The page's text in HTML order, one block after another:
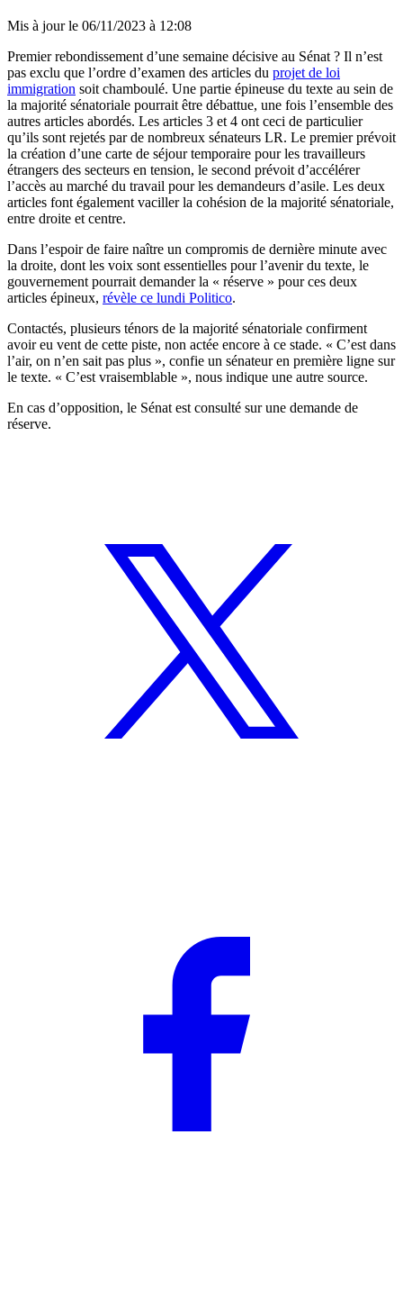
Mis à jour le 06/11/2023 à 12:08
Premier rebondissement d’une semaine décisive au Sénat ? Il n’est
pas exclu que l’ordre d’examen des articles du projet de loi
immigration soit chamboulé. Une partie épineuse du texte au sein de
la majorité sénatoriale pourrait être débattue, une fois l’ensemble des
autres articles abordés. Les articles 3 et 4 ont ceci de particulier
qu’ils sont rejetés par de nombreux sénateurs LR. Le premier prévoit
la création d’une carte de séjour temporaire pour les travailleurs
étrangers des secteurs en tension, le second prévoit d’accélérer
l’accès au marché du travail pour les demandeurs d’asile. Les deux
articles font également vaciller la cohésion de la majorité sénatoriale,
entre droite et centre.
Dans l’espoir de faire naître un compromis de dernière minute avec
la droite, dont les voix sont essentielles pour l’avenir du texte, le
gouvernement pourrait demander la « réserve » pour ces deux
articles épineux, révèle ce lundi Politico.
Contactés, plusieurs ténors de la majorité sénatoriale confirment
avoir eu vent de cette piste, non actée encore à ce stade. « C’est dans
l’air, on n’en sait pas plus », confie un sénateur en première ligne sur
le texte. « C’est vraisemblable », nous indique une autre source.
En cas d’opposition, le Sénat est consulté sur une demande de
réserve.